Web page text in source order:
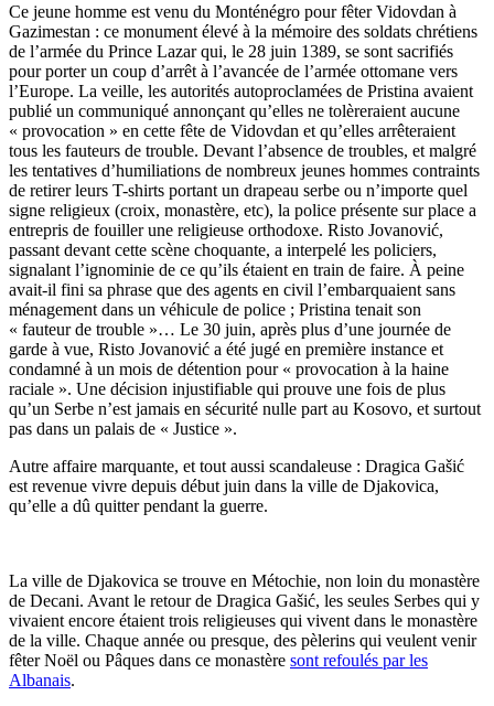
Ce jeune homme est venu du Monténégro pour fêter Vidovdan à
Gazimestan : ce monument élevé à la mémoire des soldats chrétiens
de l’armée du Prince Lazar qui, le 28 juin 1389, se sont sacrifiés
pour porter un coup d’arrêt à l’avancée de l’armée ottomane vers
l’Europe. La veille, les autorités autoproclamées de Pristina avaient
publié un communiqué annonçant qu’elles ne tolèreraient aucune
« provocation » en cette fête de Vidovdan et qu’elles arrêteraient
tous les fauteurs de trouble. Devant l’absence de troubles, et malgré
les tentatives d’humiliations de nombreux jeunes hommes contraints
de retirer leurs T-shirts portant un drapeau serbe ou n’importe quel
signe religieux (croix, monastère, etc), la police présente sur place a
entrepris de fouiller une religieuse orthodoxe. Risto Jovanović,
passant devant cette scène choquante, a interpelé les policiers,
signalant l’ignominie de ce qu’ils étaient en train de faire. À peine
avait-il fini sa phrase que des agents en civil l’embarquaient sans
ménagement dans un véhicule de police ; Pristina tenait son
« fauteur de trouble »… Le 30 juin, après plus d’une journée de
garde à vue, Risto Jovanović a été jugé en première instance et
condamné à un mois de détention pour « provocation à la haine
raciale ». Une décision injustifiable qui prouve une fois de plus
qu’un Serbe n’est jamais en sécurité nulle part au Kosovo, et surtout
pas dans un palais de « Justice ».
Autre affaire marquante, et tout aussi scandaleuse : Dragica Gašić
est revenue vivre depuis début juin dans la ville de Djakovica,
qu’elle a dû quitter pendant la guerre.
La ville de Djakovica se trouve en Métochie, non loin du monastère
de Decani. Avant le retour de Dragica Gašić, les seules Serbes qui y
vivaient encore étaient trois religieuses qui vivent dans le monastère
de la ville. Chaque année ou presque, des pèlerins qui veulent venir
fêter Noël ou Pâques dans ce monastère sont refoulés par les
Albanais.